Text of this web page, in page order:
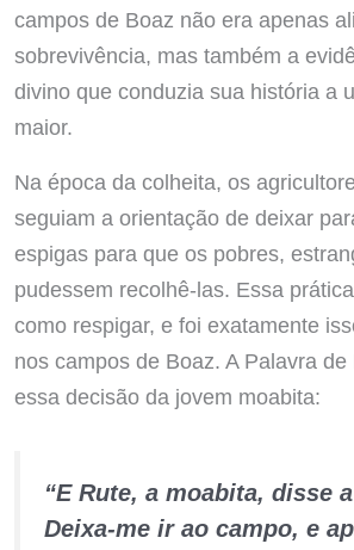
campos de Boaz não era apenas
sobrevivência, mas também a
divino que conduzia sua história a
maior.
Na época da colheita, os
seguiam a orientação de deixar
espigas para que os pobres,
pudessem recolhê-las. Essa
como respigar, e foi exatamente
nos campos de Boaz. A Palavra
essa decisão da jovem moabita:
“E Rute, a moabita, disse
Deixa-me ir ao campo, e